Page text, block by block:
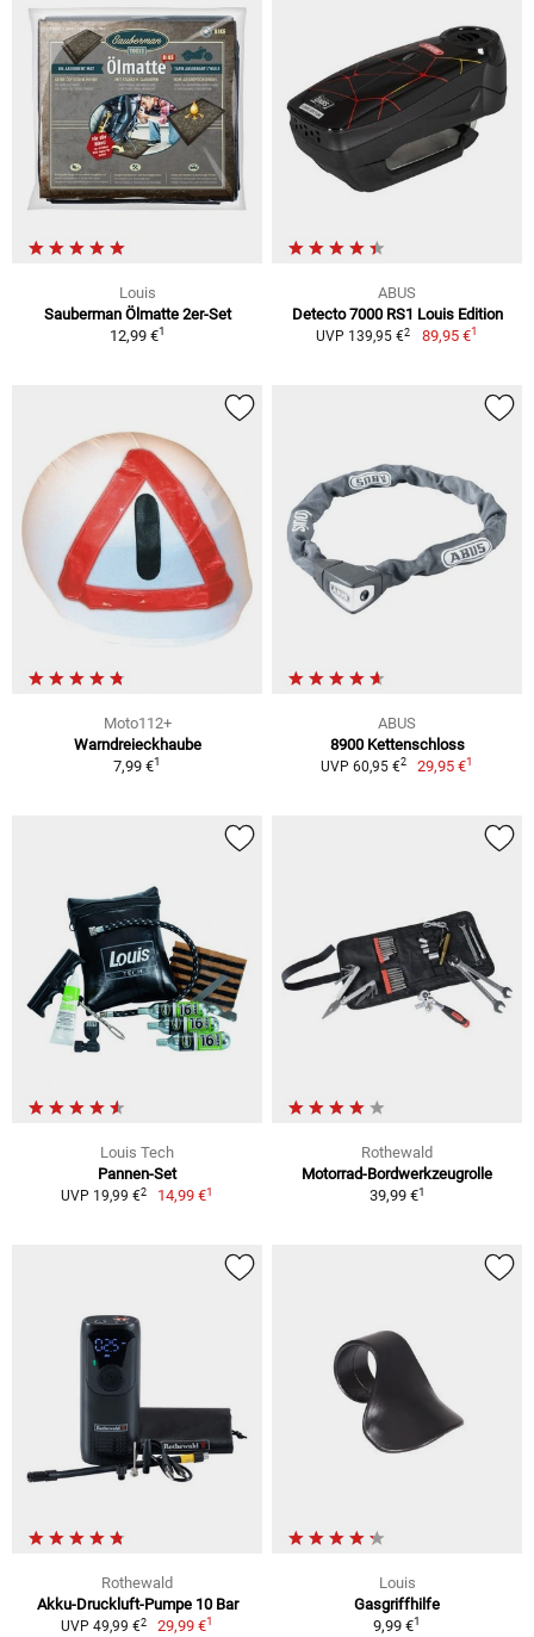
Louis
Sauberman Ölmatte 2er-Set
12,99 €1
ABUS
Detecto 7000 RS1 Louis Edition
UVP 139,95 €2 89,95 €1
Moto112+
Warndreieckhaube
7,99 €1
ABUS
8900 Kettenschloss
UVP 60,95 €2 29,95 €1
Louis Tech
Pannen-Set
UVP 19,99 €2 14,99 €1
Rothewald
Motorrad-Bordwerkzeugrolle
39,99 €1
Rothewald
Akku-Druckluft-Pumpe 10 Bar
UVP 49,99 €2 29,99 €1
Louis
Gasgriffhilfe
9,99 €1